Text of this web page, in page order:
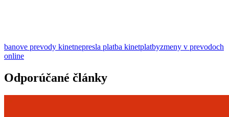
banove prevody kinetnepresla platba kinetplatbyzmeny v prevodoch
online
Odporúčané články